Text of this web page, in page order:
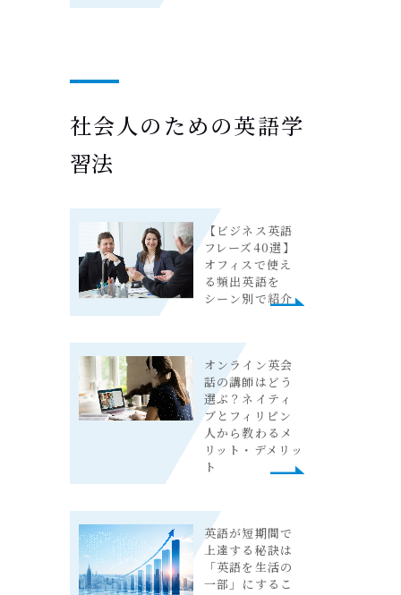
社会人のための英語学
習法
【ビジネス英語
フレーズ40選】
オフィスで使え
る頻出英語を
シーン別で紹介
オンライン英会
話の講師はどう
選ぶ？ネイティ
ブとフィリピン
人から教わるメ
リット・デメリッ
ト
英語が短期間で
上達する秘訣は
「英語を生活の
一部」にするこ